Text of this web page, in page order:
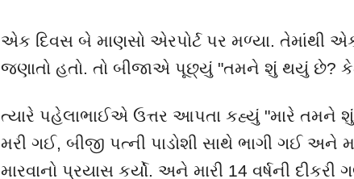
એક દિવસ બે માણસો એરપોર્ટ પર મળ્યા. તેમાંથી
જણાતો હતો. તો બીજાએ પૂછ્યું "તમને શું થયું છે?
ત્યારે પહેલાભાઈએ ઉત્તર આપતા કહ્યું "મારે તમને
મરી ગઈ, બીજી પત્ની પાડોશી સાથે ભાગી ગઈ
મારવાનો પ્રયાસ કર્યો. અને મારી 14 વર્ષની દીકરી